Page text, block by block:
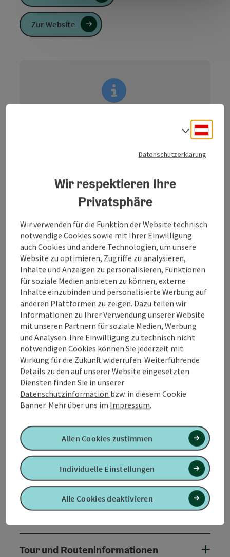
GOTTFRIED-GLECHNER-WEG|
Erleben Sie eine kurzweilige und entspannende
Wanderung auf dem „Gottfried-Glechner-Weg“ in
Gurten. Diese etwa 7,5 km lange Rundwanderung führt
Sie auf den Spuren des Dichters Gottfried Glechner,
einem der bedeutendsten Mundartdichter des
Innviertels.
Die Wanderung beginnt im Ortszentrum von Gurten.
Von hier aus folgen Sie den gut ausgeschilderten
Wegen, die Sie zunächst zum ruhigen Gurtenbach
führen.
Auf halber Strecke führt Sie die Wanderung hinauf auf
den **Eichberg**. Der Rückweg führt Sie durch
schattige Waldstücke, die besonders an heißen Tagen
Am Ende der Wanderung kehren Sie zurück nach
Gurten, wo Sie Ihre Wanderung gemütlich im Ort
ausklingen lassen können. Vielleicht ...
Beschreibung vollständig anzeigen
Tour und Routeninformationen
Zur Website
Datenschutzerklärung
Wir respektieren Ihre
Privatsphäre
Wir verwenden für die Funktion der Website technisch
notwendige Cookies sowie mit Ihrer Einwilligung
auch Cookies und andere Technologien, um unsere
Website zu optimieren, Zugriffe zu analysieren,
Inhalte und Anzeigen zu personalisieren, Funktionen
für soziale Medien anbieten zu können, externe
Inhalte einzubinden und personalisierte Werbung auf
anderen Plattformen zu zeigen. Dazu teilen wir
Informationen zu Ihrer Verwendung unserer Website
mit unseren Partnern für soziale Medien, Werbung
und Analysen. Ihre Einwilligung zu technisch nicht
notwendigen Cookies können Sie jederzeit mit
Wirkung für die Zukunft widerrufen. Weiterführende
Details zu den auf unserer Website eingesetzten
Diensten finden Sie in unserer
Datenschutzinformation bzw. in diesem Cookie
Banner. Mehr über uns im Impressum.
Alle Cookies deaktivieren
Individuelle Einstellungen
Allen Cookies zustimmen